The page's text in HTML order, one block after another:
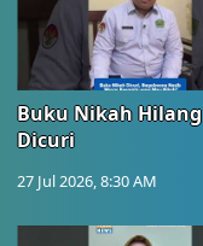
Buku Nikah Hilang
Dicuri
27 Jul 2026, 8:30 AM